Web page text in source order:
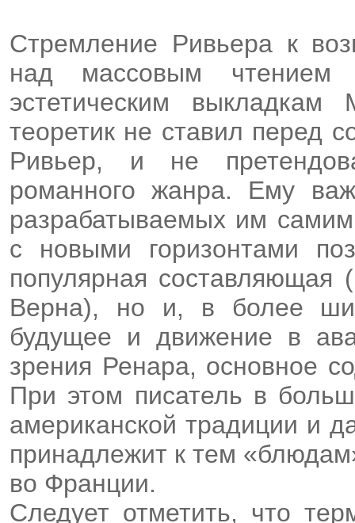
Стремление Ривьера к
над массовым чтением
эстетическим
теоретик не ставил перед
Ривьер, и не
романного жанра. Ему
разрабатываемых им
с новыми горизонтами
популярная составляющая
Верна), но и, в более
будущее и движение в
зрения Ренара, основное
При этом писатель в
американской традиции и
принадлежит к тем
во Франции.
Следует отметить, что